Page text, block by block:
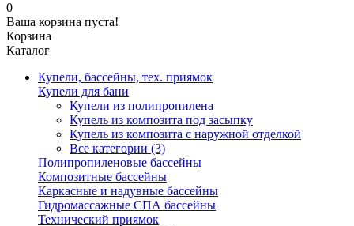
0
Ваша корзина пуста!
Корзина
Каталог
Купели, бассейны, тех. приямок
Купели для бани
Купели из полипропилена
Купель из композита под засыпку
Купель из композита с наружной отделкой
Все категории (3)
Полипропиленовые бассейны
Композитные бассейны
Каркасные и надувные бассейны
Гидромассажные СПА бассейны
Технический приямок